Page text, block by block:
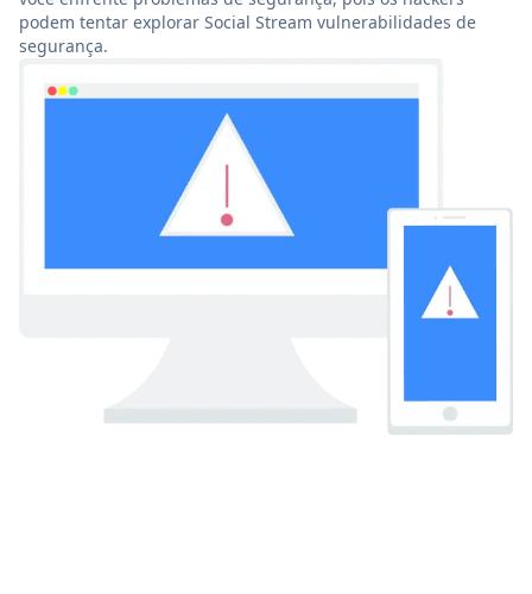
podem tentar explorar Social Stream vulnerabilidades de
segurança.